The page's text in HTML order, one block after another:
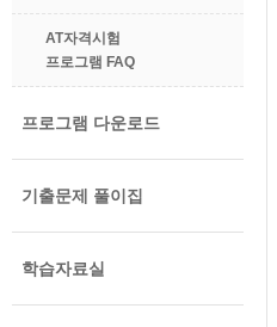
AT자격시험
프로그램 FAQ
프로그램 다운로드
기출문제 풀이집
학습자료실